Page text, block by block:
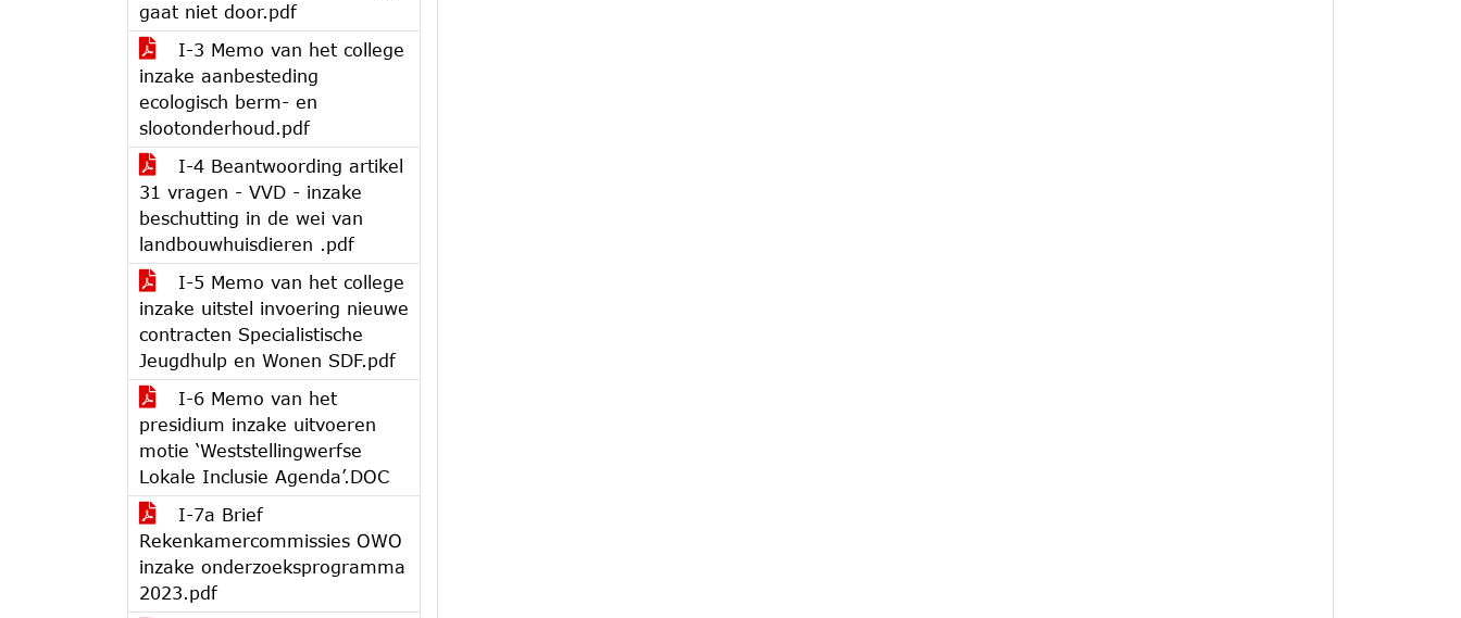
gaat niet door.pdf
I-3 Memo van het college
inzake aanbesteding
ecologisch berm- en
slootonderhoud.pdf
I-4 Beantwoording artikel
31 vragen - VVD - inzake
beschutting in de wei van
landbouwhuisdieren .pdf
I-5 Memo van het college
inzake uitstel invoering nieuwe
contracten Specialistische
Jeugdhulp en Wonen SDF.pdf
I-6 Memo van het
presidium inzake uitvoeren
motie ‘Weststellingwerfse
Lokale Inclusie Agenda’.DOC
I-7a Brief
Rekenkamercommissies OWO
inzake onderzoeksprogramma
2023.pdf